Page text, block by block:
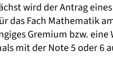
wird der Antrag
das Fach Mathematik
Gremium bzw. eine
mit der Note 5 oder 6